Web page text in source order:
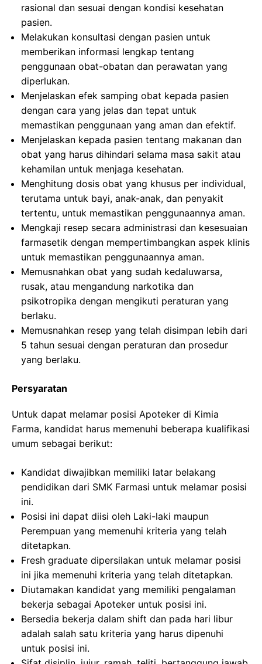
rasional dan sesuai dengan kondisi kesehatan
pasien.
Melakukan konsultasi dengan pasien untuk
memberikan informasi lengkap tentang
penggunaan obat-obatan dan perawatan yang
diperlukan.
Menjelaskan efek samping obat kepada pasien
dengan cara yang jelas dan tepat untuk
memastikan penggunaan yang aman dan efektif.
Menjelaskan kepada pasien tentang makanan dan
obat yang harus dihindari selama masa sakit atau
kehamilan untuk menjaga kesehatan.
Menghitung dosis obat yang khusus per individual,
terutama untuk bayi, anak-anak, dan penyakit
tertentu, untuk memastikan penggunaannya aman.
Mengkaji resep secara administrasi dan kesesuaian
farmasetik dengan mempertimbangkan aspek klinis
untuk memastikan penggunaannya aman.
Memusnahkan obat yang sudah kedaluwarsa,
rusak, atau mengandung narkotika dan
psikotropika dengan mengikuti peraturan yang
berlaku.
Memusnahkan resep yang telah disimpan lebih dari
5 tahun sesuai dengan peraturan dan prosedur
yang berlaku.
Persyaratan
Untuk dapat melamar posisi Apoteker di Kimia
Farma, kandidat harus memenuhi beberapa kualifikasi
umum sebagai berikut:
Kandidat diwajibkan memiliki latar belakang
pendidikan dari SMK Farmasi untuk melamar posisi
ini.
Posisi ini dapat diisi oleh Laki-laki maupun
Perempuan yang memenuhi kriteria yang telah
ditetapkan.
Fresh graduate dipersilakan untuk melamar posisi
ini jika memenuhi kriteria yang telah ditetapkan.
Diutamakan kandidat yang memiliki pengalaman
bekerja sebagai Apoteker untuk posisi ini.
Bersedia bekerja dalam shift dan pada hari libur
adalah salah satu kriteria yang harus dipenuhi
untuk posisi ini.